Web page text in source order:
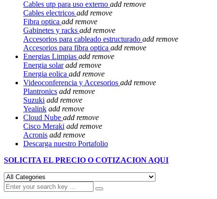
Cables utp para uso externo add remove
Cables electricos add remove
Fibra optica add remove
Gabinetes y racks add remove
Accesorios para cableado estructurado add remove
Accesorios para fibra optica add remove
Energias Limpias add remove
Energia solar add remove
Energia eolica add remove
Videoconferencia y Accesorios add remove
Plantronics add remove
Suzuki add remove
Yealink add remove
Cloud Nube add remove
Cisco Meraki add remove
Acronis add remove
Descarga nuestro Portafolio
SOLICITA EL PRECIO O COTIZACION AQUI